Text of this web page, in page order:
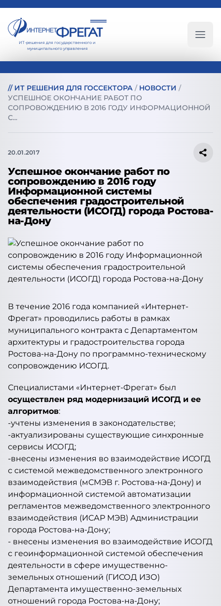
ИТ-решения для государственного и
муниципального управления
// ИТ РЕШЕНИЯ ДЛЯ ГОССЕКТОРА / НОВОСТИ /
УСПЕШНОЕ ОКОНЧАНИЕ РАБОТ ПО
СОПРОВОЖДЕНИЮ В 2016 ГОДУ ИНФОРМАЦИОННОЙ
С...
20.01.2017
Успешное окончание работ по
сопровождению в 2016 году
Информационной системы
обеспечения градостроительной
деятельности (ИСОГД) города Ростова-
на-Дону
В течение 2016 года компанией «Интернет-
Фрегат» проводились работы в рамках
муниципального контракта с Департаментом
архитектуры и градостроительства города
Ростова-на-Дону по программно-техническому
сопровождению ИСОГД.
Специалистами «Интернет-Фрегат» был
осуществлен ряд модернизаций ИСОГД и ее
алгоритмов:
-учтены изменения в законодательстве;
-актуализированы существующие синхронные
сервисы ИСОГД;
-внесены изменения во взаимодействие ИСОГД
с системой межведомственного электронного
взаимодействия (мСМЭВ г. Ростова-на-Дону) и
информационной системой автоматизации
регламентов межведомственного электронного
взаимодействия (ИСАР МЭВ) Администрации
города Ростова-на-Дону;
- внесены изменения во взаимодействие ИСОГД
с геоинформационной системой обеспечения
деятельности в сфере имущественно-
земельных отношений (ГИСОД ИЗО)
Департамента имущественно-земельных
отношений города Ростова-на-Дону;